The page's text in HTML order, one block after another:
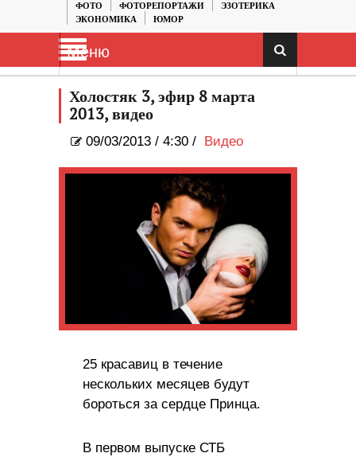
ФОТО
ФОТОРЕПОРТАЖИ
ЭЗОТЕРИКА
ЭКОНОМИКА
ЮМОР
Меню
Холостяк 3, эфир 8 марта
2013, видео
09/03/2013 / 4:30 / Видео
25 красавиц в течение
нескольких месяцев будут
бороться за сердце Принца.
В первом выпуске СТБ